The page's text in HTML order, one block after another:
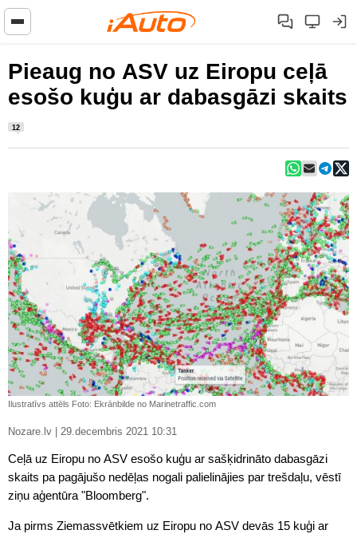
Pieaug no ASV uz Eiropu ceļā
esošo kuģu ar dabasgāzi skaits
12
Ilustratīvs attēls Foto: Ekrānbilde no Marinetraffic.com
Nozare.lv | 29.decembris 2021 10:31
Ceļā uz Eiropu no ASV esošo kuģu ar sašķidrināto dabasgāzi
skaits pa pagājušo nedēļas nogali palielinājies par trešdaļu, vēstī
ziņu aģentūra "Bloomberg".
Ja pirms Ziemassvētkiem uz Eiropu no ASV devās 15 kuģi ar